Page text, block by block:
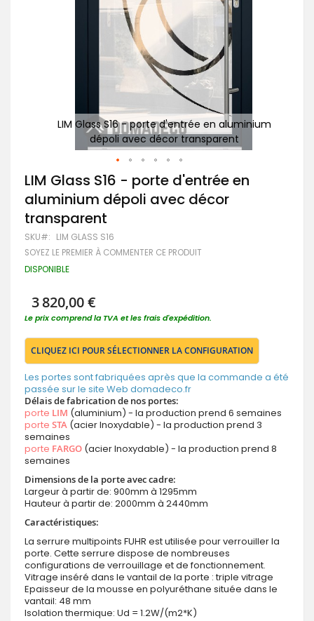
LIM Glass S16 - porte d'entrée en aluminium
dépoli avec décor transparent
Passer
au
début
de
la
Galerie
d’images
LIM Glass S16 - porte d'entrée en
aluminium dépoli avec décor
transparent
SKU LIM GLASS S16
SOYEZ LE PREMIER À COMMENTER CE PRODUIT
DISPONIBLE
3 820,00 €
Le prix comprend la TVA et les frais d'expédition.
CLIQUEZ ICI POUR SÉLECTIONNER LA CONFIGURATION
Les portes sont fabriquées après que la commande a été
passée sur le site Web domadeco.fr
Délais de fabrication de nos portes:
porte LIM (aluminium) - la production prend 6 semaines
porte STA (acier Inoxydable) - la production prend 3
semaines
porte FARGO (acier Inoxydable) - la production prend 8
semaines
Dimensions de la porte avec cadre:
Largeur à partir de: 900mm à 1295mm
Hauteur à partir de: 2000mm à 2440mm
Caractéristiques:
La serrure multipoints FUHR est utilisée pour verrouiller la
porte. Cette serrure dispose de nombreuses
configurations de verrouillage et de fonctionnement.
Vitrage inséré dans le vantail de la porte : triple vitrage
Epaisseur de la mousse en polyuréthane située dans le
vantail: 48 mm
Isolation thermique: Ud = 1.2W/(m2*K)